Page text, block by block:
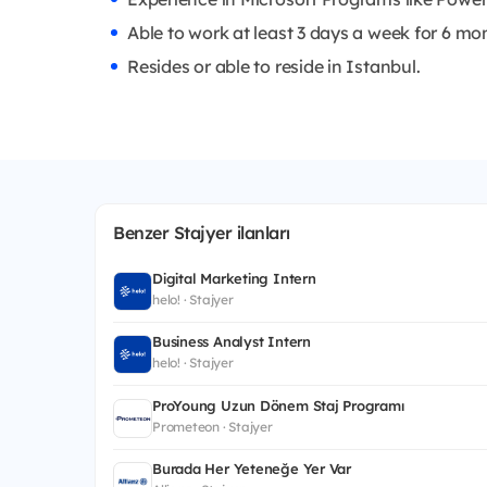
Able to work at least 3 days a week for 6
Resides or able to reside in Istanbul.
Benzer Stajyer ilanları
Digital Marketing Intern
helo! · Stajyer
Business Analyst Intern
helo! · Stajyer
ProYoung Uzun Dönem Staj Programı
Prometeon · Stajyer
Burada Her Yeteneğe Yer Var